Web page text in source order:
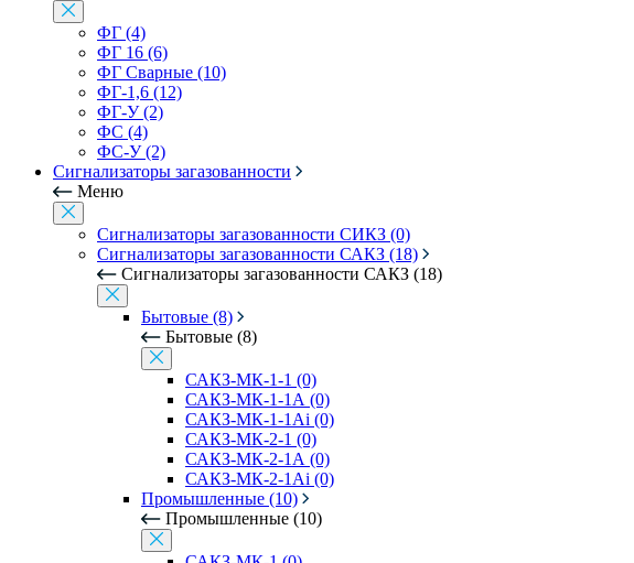
ФГ (4)
ФГ 16 (6)
ФГ Сварные (10)
ФГ-1,6 (12)
ФГ-У (2)
ФС (4)
ФС-У (2)
Сигнализаторы загазованности
Меню
Сигнализаторы загазованности СИКЗ (0)
Сигнализаторы загазованности САКЗ (18)
Сигнализаторы загазованности САКЗ (18)
Бытовые (8)
Бытовые (8)
САКЗ-МК-1-1 (0)
САКЗ-МК-1-1А (0)
САКЗ-МК-1-1Аi (0)
САКЗ-МК-2-1 (0)
САКЗ-МК-2-1А (0)
САКЗ-МК-2-1Аi (0)
Промышленные (10)
Промышленные (10)